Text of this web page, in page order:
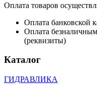
Оплата товаров
Оплата банковской
Оплата
(реквизиты)
Каталог
ГИДРАВЛИКА